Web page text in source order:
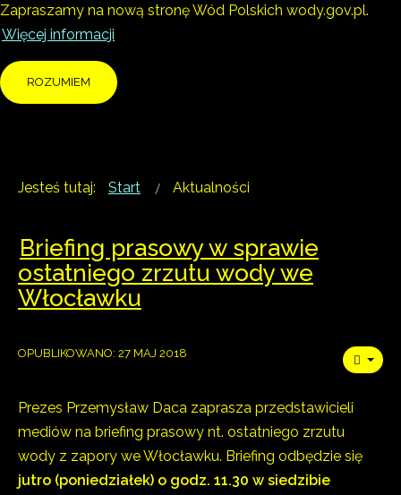
Zapraszamy na nową stronę Wód Polskich wody.gov.pl.
Więcej informacji
ROZUMIEM
Jesteś tutaj: Start Aktualności
Briefing prasowy w sprawie
ostatniego zrzutu wody we
Włocławku
OPUBLIKOWANO: 27 MAJ 2018
Prezes Przemysław Daca zaprasza przedstawicieli
mediów na briefing prasowy nt. ostatniego zrzutu
wody z zapory we Włocławku. Briefing odbędzie się
jutro (poniedziałek) o godz. 11.30 w siedzibie